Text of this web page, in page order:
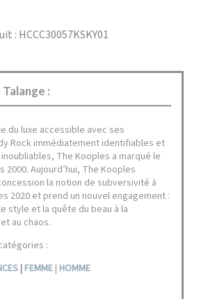
: HCCC30057KSKY01
:
du luxe accessible avec ses
Rock immédiatement identifiables et
The Kooples a marqué le
2000. Aujourd’hui, The Kooples
la notion de subversivité à
2020 et prend un nouvel engagement :
style et la quête du beau à la
au chaos.
:
| FEMME | HOMME